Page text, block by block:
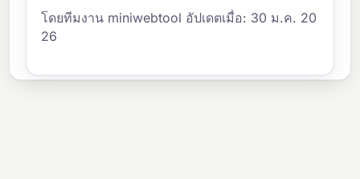
โดยทีมงาน miniwebtool อัปเดตเมื่อ: 30 ม.ค. 20
26